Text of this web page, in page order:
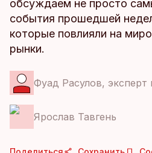
обсуждаем не просто
события прошедшей
которые повлияли на
рынки.
Фуад Расулов, эксперт
Ярослав Тавгень